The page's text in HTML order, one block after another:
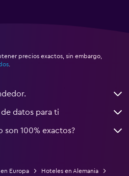
precios exactos, sin embargo,
datos para ti
son 100% exactos?
Europa
Hoteles en Alemania